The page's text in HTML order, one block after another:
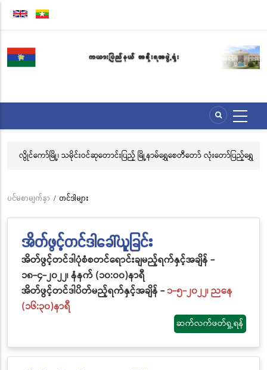
အဓိက
အကြောင်းအရာ
သွား
မည်
လွိုင်ကော်မြို့၊ သမိုင်းဝင်ဆုတောင်းပြည့် မြို့နာမ်ရွှေစေတီတော် လုံးတော်ပြည့်ရွှေ
ဘုံကထိန် အလှူတော်မင်္ဂလာအခမ်းအနား ကျင်းပ
Breadcrumb
ပင်မစာမျက်နှာ / တင်ဒါများ
အိတ်ဖွင့်တင်ဒါခေါ်ယူခြင်း
အိတ်ဖွင့်တင်ဒါပုံစံစတင်ရောင်းချမည့်ရက်နှင့်အချိန် -
၁၈-၄-၂၀၂၂၊ နံနက် (၁၀:၀၀)နာရီ
အိတ်ဖွင့်တင်ဒါပိတ်မည့်ရက်နှင့်အချိန် -၁-၅-၂၀၂၂၊ ညနေ
(၁၆:၃၀)နာရီ
ဆက်လက်ဖတ်ရှု့ရန်